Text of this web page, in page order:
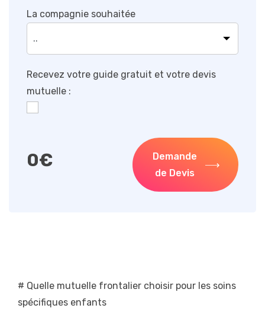
La compagnie souhaitée
Recevez votre guide gratuit et votre devis
mutuelle :
0€
Demande
de Devis
# Quelle mutuelle frontalier choisir pour les soins
spécifiques enfants